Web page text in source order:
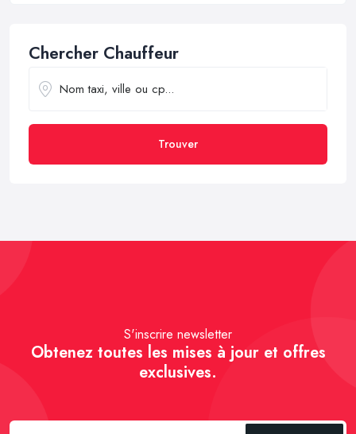
Chercher Chauffeur
Trouver
S'inscrire newsletter
Obtenez toutes les mises à jour et offres
exclusives.